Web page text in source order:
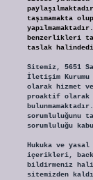
taşımamakta
benzerlikleri
taslak
Sitemiz, 5651
İletişim Kurumu
olarak hizmet
proaktif olarak
sorumluluğunu
sorumluluğu
Hukuka ve yasal
içerikleri,
bildirmeniz
sitemizden